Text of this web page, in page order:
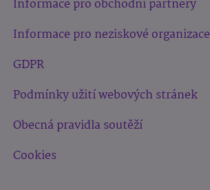
Informace pro obchodní partnery
Informace pro neziskové organizace
GDPR
Podmínky užití webových stránek
Obecná pravidla soutěží
Cookies